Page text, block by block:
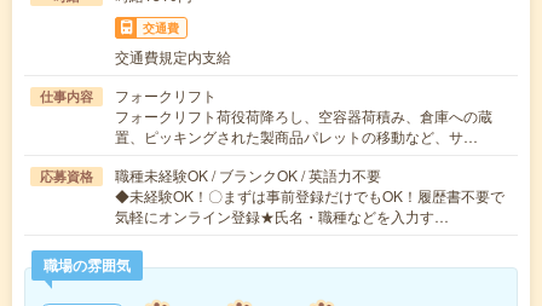
交通費
交通費規定内支給
仕事内容
フォークリフト
フォークリフト荷役荷降ろし、空容器荷積み、倉庫への蔵
置、ピッキングされた製商品パレットの移動など、サ…
応募資格
職種未経験OK / ブランクOK / 英語力不要
◆未経験OK！〇まずは事前登録だけでもOK！履歴書不要で
気軽にオンライン登録★氏名・職種などを入力す…
職場の雰囲気